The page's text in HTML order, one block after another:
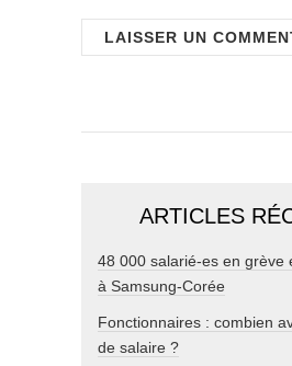
ARTICLES
48 000 salarié-es en grève
à Samsung-Corée
Fonctionnaires : combien
de salaire ?